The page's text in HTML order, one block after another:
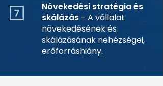
Növekedési stratégia és
skálázás - A vállalat
növekedésének és
skálázásának nehézségei,
erőforráshiány.